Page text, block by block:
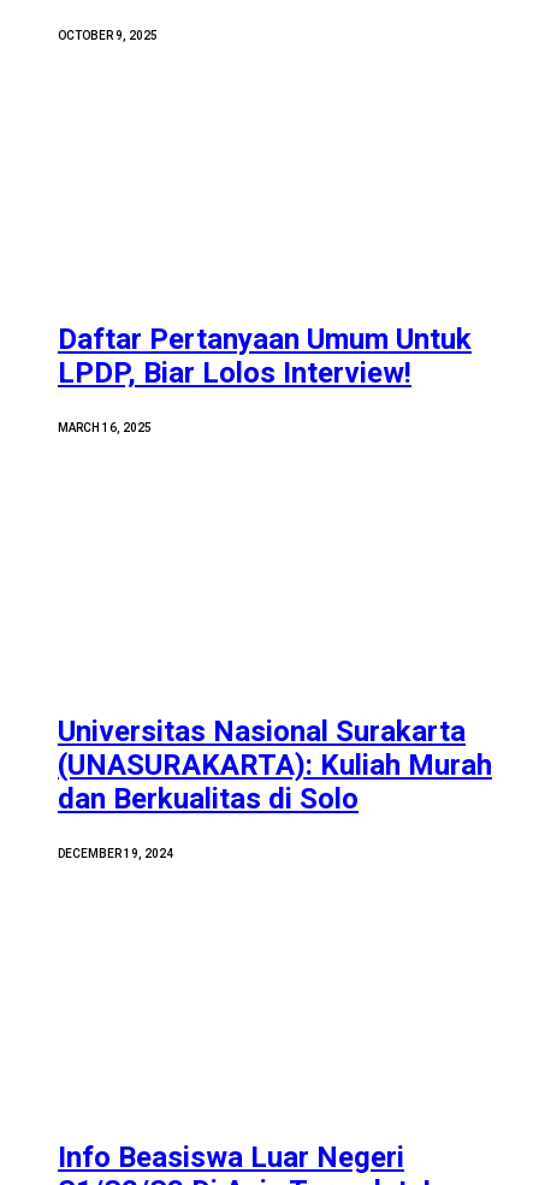
OCTOBER 9, 2025
Daftar Pertanyaan Umum Untuk
LPDP, Biar Lolos Interview!
MARCH 16, 2025
Universitas Nasional Surakarta
(UNASURAKARTA): Kuliah Murah
dan Berkualitas di Solo
DECEMBER 19, 2024
Info Beasiswa Luar Negeri